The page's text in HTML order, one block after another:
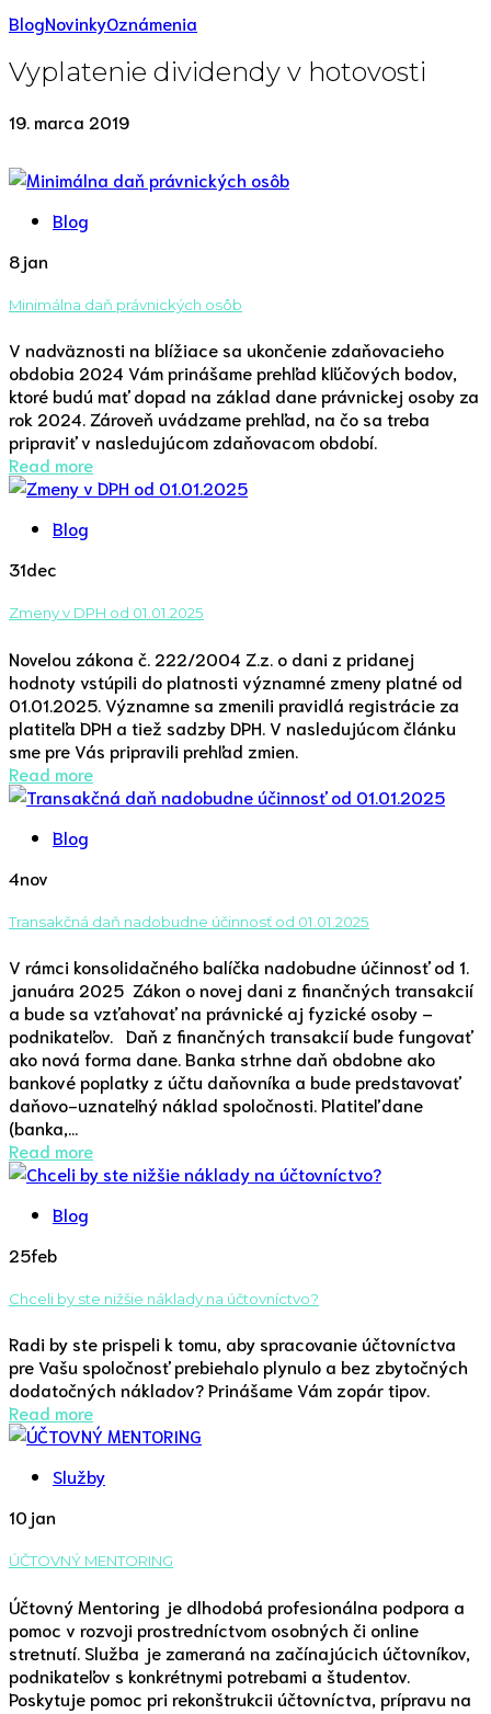
BlogNovinkyOznámenia
Vyplatenie dividendy v hotovosti
19. marca 2019
Blog
8jan
Minimálna daň právnických osôb
V nadväznosti na blížiace sa ukončenie zdaňovacieho
obdobia 2024 Vám prinášame prehľad kľúčových bodov,
ktoré budú mať dopad na základ dane právnickej osoby za
rok 2024. Zároveň uvádzame prehľad, na čo sa treba
pripraviť v nasledujúcom zdaňovacom období.
Read more
Blog
31dec
Zmeny v DPH od 01.01.2025
Novelou zákona č. 222/2004 Z.z. o dani z pridanej
hodnoty vstúpili do platnosti významné zmeny platné od
01.01.2025. Významne sa zmenili pravidlá registrácie za
platiteľa DPH a tiež sadzby DPH. V nasledujúcom článku
sme pre Vás pripravili prehľad zmien.
Read more
Blog
4nov
Transakčná daň nadobudne účinnosť od 01.01.2025
V rámci konsolidačného balíčka nadobudne účinnosť od 1.
januára 2025 Zákon o novej dani z finančných transakcií
a bude sa vzťahovať na právnické aj fyzické osoby –
podnikateľov. Daň z finančných transakcií bude fungovať
ako nová forma dane. Banka strhne daň obdobne ako
bankové poplatky z účtu daňovníka a bude predstavovať
daňovo-uznateľný náklad spoločnosti. Platiteľ dane
(banka,...
Read more
Blog
25feb
Chceli by ste nižšie náklady na účtovníctvo?
Radi by ste prispeli k tomu, aby spracovanie účtovníctva
pre Vašu spoločnosť prebiehalo plynulo a bez zbytočných
dodatočných nákladov? Prinášame Vám zopár tipov.
Read more
Služby
10 jan
ÚČTOVNÝ MENTORING
Účtovný Mentoring je dlhodobá profesionálna podpora a
pomoc v rozvoji prostredníctvom osobných či online
stretnutí. Služba je zameraná na začínajúcich účtovníkov,
podnikateľov s konkrétnymi potrebami a študentov.
Poskytuje pomoc pri rekonštrukcii účtovníctva, prípravu na